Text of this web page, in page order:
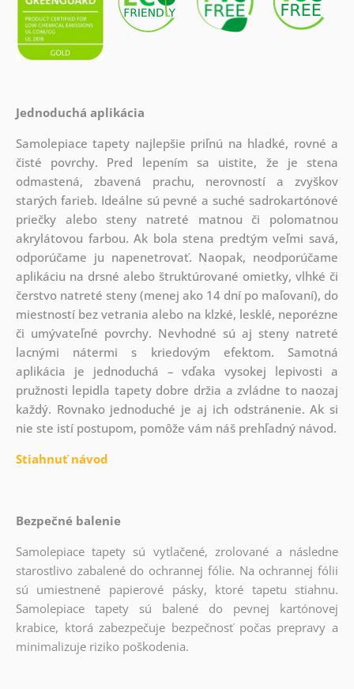
Jednoduchá aplikácia
Samolepiace tapety najlepšie priľnú na hladké, rovné a
čisté povrchy. Pred lepením sa uistite, že je stena
odmastená, zbavená prachu, nerovností a zvyškov
starých farieb. Ideálne sú pevné a suché sadrokartónové
priečky alebo steny natreté matnou či polomatnou
akrylátovou farbou. Ak bola stena predtým veľmi savá,
odporúčame ju napenetrovať. Naopak, neodporúčame
aplikáciu na drsné alebo štruktúrované omietky, vlhké či
čerstvo natreté steny (menej ako 14 dní po maľovaní), do
miestností bez vetrania alebo na klzké, lesklé, neporézne
či umývateľné povrchy. Nevhodné sú aj steny natreté
lacnými nátermi s kriedovým efektom. Samotná
aplikácia je jednoduchá – vďaka vysokej lepivosti a
pružnosti lepidla tapety dobre držia a zvládne to naozaj
každý. Rovnako jednoduché je aj ich odstránenie. Ak si
nie ste istí postupom, pomôže vám náš prehľadný návod.
Stiahnuť návod
Bezpečné balenie
Samolepiace tapety sú vytlačené, zrolované a následne
starostlivo zabalené do ochrannej fólie. Na ochrannej fólii
sú umiestnené papierové pásky, ktoré tapetu stiahnu.
Samolepiace tapety sú balené do pevnej kartónovej
krabice, ktorá zabezpečuje bezpečnosť počas prepravy a
minimalizuje riziko poškodenia.